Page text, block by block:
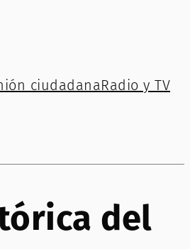
ciudadanaRadio y TV
del